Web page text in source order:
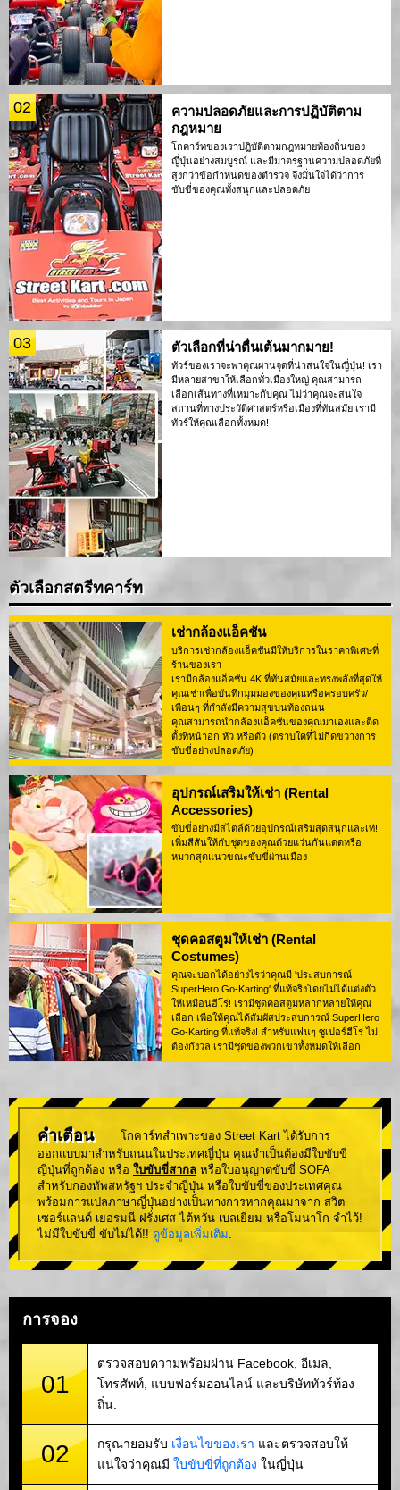
02
ความปลอดภัยและการปฏิบัติตาม
กฎหมาย
โกคาร์ทของเราปฏิบัติตามกฎหมายท้องถิ่นของ
ญี่ปุ่นอย่างสมบูรณ์ และมีมาตรฐานความปลอดภัยที่
สูงกว่าข้อกำหนดของตำรวจ จึงมั่นใจได้ว่าการ
ขับขี่ของคุณทั้งสนุกและปลอดภัย
03 ตัวเลือกที่น่าตื่นเต้นมากมาย!
ทัวร์ของเราจะพาคุณผ่านจุดที่น่าสนใจในญี่ปุ่น! เรา
มีหลายสาขาให้เลือกทั่วเมืองใหญ่ คุณสามารถ
เลือกเส้นทางที่เหมาะกับคุณ ไม่ว่าคุณจะสนใจ
สถานที่ทางประวัติศาสตร์หรือเมืองที่ทันสมัย เรามี
ทัวร์ให้คุณเลือกทั้งหมด!
ตัวเลือกสตรีทคาร์ท
เช่ากล้องแอ็คชัน
บริการเช่ากล้องแอ็คชันมีให้บริการในราคาพิเศษที่
ร้านของเรา
เรามีกล้องแอ็คชัน 4K ที่ทันสมัยและทรงพลังที่สุดให้
คุณเช่าเพื่อบันทึกมุมมองของคุณหรือครอบครัว/
เพื่อนๆ ที่กำลังมีความสุขบนท้องถนน
คุณสามารถนำกล้องแอ็คชันของคุณมาเองและติด
ตั้งที่หน้าอก หัว หรือตัว (ตราบใดที่ไม่กีดขวางการ
ขับขี่อย่างปลอดภัย)
อุปกรณ์เสริมให้เช่า (Rental
Accessories)
ขับขี่อย่างมีสไตล์ด้วยอุปกรณ์เสริมสุดสนุกและเท่!
เพิ่มสีสันให้กับชุดของคุณด้วยแว่นกันแดดหรือ
หมวกสุดแนวขณะขับขี่ผ่านเมือง
ชุดคอสตูมให้เช่า (Rental
Costumes)
คุณจะบอกได้อย่างไรว่าคุณมี 'ประสบการณ์
SuperHero Go-Karting' ที่แท้จริงโดยไม่ได้แต่งตัว
ให้เหมือนฮีโร่! เรามีชุดคอสตูมหลากหลายให้คุณ
เลือก เพื่อให้คุณได้สัมผัสประสบการณ์ SuperHero
Go-Karting ที่แท้จริง! สำหรับแฟนๆ ซูเปอร์ฮีโร่ ไม่
ต้องกังวล เรามีชุดของพวกเขาทั้งหมดให้เลือก!
คำเตือน
โกคาร์ทสำเพาะของ Street Kart ได้รับการ
ออกแบบมาสำหรับถนนในประเทศญี่ปุ่น คุณจำเป็นต้องมีใบขับขี่
ญี่ปุ่นที่ถูกต้อง หรือ ใบขับขี่สากล หรือใบอนุญาตขับขี่ SOFA
สำหรับกองทัพสหรัฐฯ ประจำญี่ปุ่น หรือใบขับขี่ของประเทศคุณ
พร้อมการแปลภาษาญี่ปุ่นอย่างเป็นทางการหากคุณมาจาก สวิต
เซอร์แลนด์ เยอรมนี ฝรั่งเศส ไต้หวัน เบลเยียม หรือโมนาโก จำไว้!
ไม่มีใบขับขี่ ขับไม่ได้!! ดูข้อมูลเพิ่มเติม.
การจอง
01
ตรวจสอบความพร้อมผ่าน Facebook, อีเมล,
โทรศัพท์, แบบฟอร์มออนไลน์ และบริษัททัวร์ท้อง
ถิ่น.
02 กรุณายอมรับ เงื่อนไขของเรา และตรวจสอบให้
แน่ใจว่าคุณมี ใบขับขี่ที่ถูกต้อง ในญี่ปุ่น